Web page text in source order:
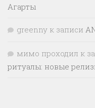
Агарты
greenny к записи
мимо проходил к
ритуалы: новые